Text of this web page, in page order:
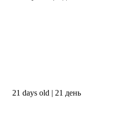
21 days old | 21 день